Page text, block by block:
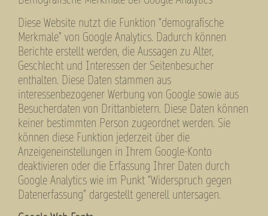
Diese Website nutzt die Funktion “demografische
Merkmale” von Google Analytics. Dadurch können
Berichte erstellt werden, die Aussagen zu Alter,
Geschlecht und Interessen der Seitenbesucher
enthalten. Diese Daten stammen aus
interessenbezogener Werbung von Google sowie aus
Besucherdaten von Drittanbietern. Diese Daten können
keiner bestimmten Person zugeordnet werden. Sie
können diese Funktion jederzeit über die
Anzeigeneinstellungen in Ihrem Google-Konto
deaktivieren oder die Erfassung Ihrer Daten durch
Google Analytics wie im Punkt “Widerspruch gegen
Datenerfassung” dargestellt generell untersagen.